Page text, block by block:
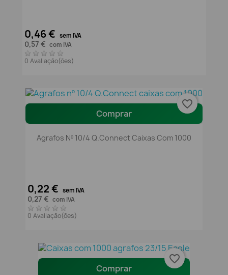
0,46 € sem IVA
0,57 € com IVA
0 Avaliação(ões)
Comprar
Agrafos Nº 10/4 Q.Connect Caixas Com 1000
0,22 € sem IVA
0,27 € com IVA
0 Avaliação(ões)
favorite_border
Comprar
favorite_border